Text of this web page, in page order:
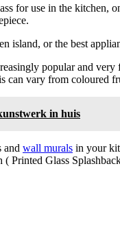
for use in the kitchen,
island, or the best
popular and
can vary from
in huis
and wall murals in your
Printed Glass